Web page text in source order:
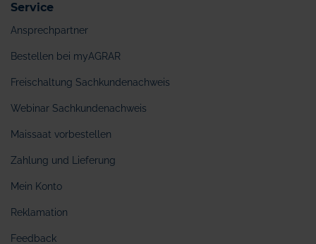
Service
Ansprechpartner
Bestellen bei myAGRAR
Freischaltung Sachkundenachweis
Webinar Sachkundenachweis
Maissaat vorbestellen
Zahlung und Lieferung
Mein Konto
Reklamation
Feedback